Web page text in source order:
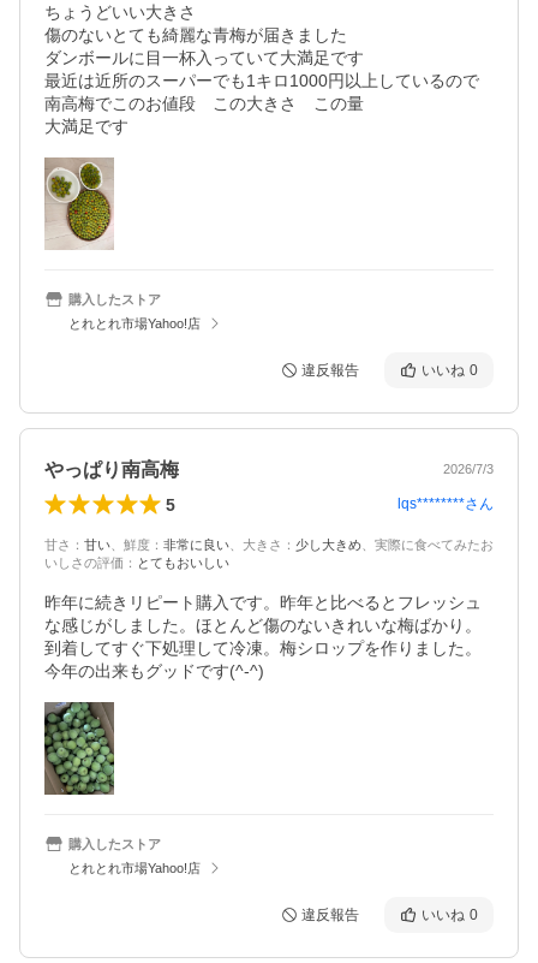
ちょうどいい大きさ
傷のないとても綺麗な青梅が届きました
ダンボールに目一杯入っていて大満足です
最近は近所のスーパーでも1キロ1000円以上しているので
南高梅でこのお値段　この大きさ　この量
購入したストア
とれとれ市場Yahoo!店
違反報告 いいね 0
やっぱり南高梅 2026/7/3
5 lqs********さん
甘さ ： 甘い 鮮度 ： 非常に良い 大きさ ： 少し大きめ
実際に食べてみたお
いしさの評価 ： とてもおいしい
昨年に続きリピート購入です。昨年と比べるとフレッシュ
な感じがしました。ほとんど傷のないきれいな梅ばかり。
到着してすぐ下処理して冷凍。梅シロップを作りました。
今年の出来もグッドです(^-^)
購入したストア
とれとれ市場Yahoo!店
違反報告 いいね 0